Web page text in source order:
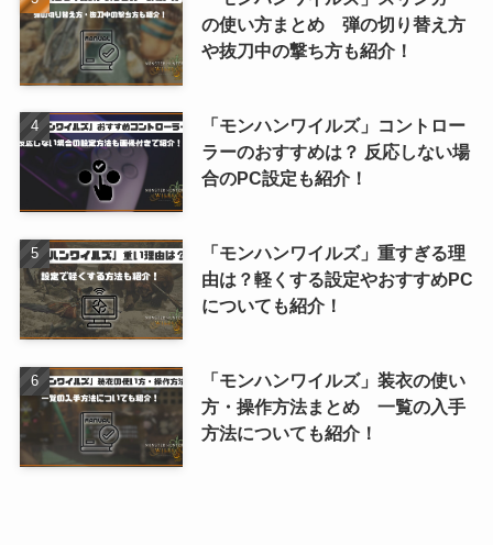
の使い方まとめ 弾の切り替え方
や抜刀中の撃ち方も紹介！
「モンハンワイルズ」コントロー
ラーのおすすめは？ 反応しない場
合のPC設定も紹介！
「モンハンワイルズ」重すぎる理
由は？軽くする設定やおすすめPC
についても紹介！
「モンハンワイルズ」装衣の使い
方・操作方法まとめ 一覧の入手
方法についても紹介！